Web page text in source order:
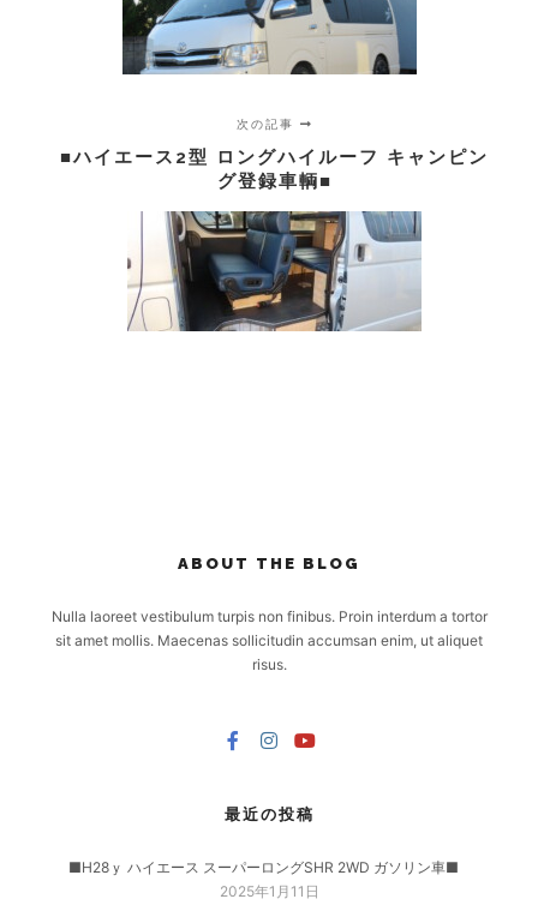
次の記事
■ハイエース2型 ロングハイルーフ キャンピン
グ登録車輌■
ABOUT THE BLOG
Nulla laoreet vestibulum turpis non finibus. Proin interdum a tortor
sit amet mollis. Maecenas sollicitudin accumsan enim, ut aliquet
risus.
最近の投稿
■H28ｙ ハイエース スーパーロングSHR 2WD ガソリン車■
2025年1月11日